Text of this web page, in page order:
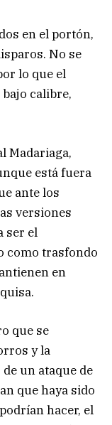
en el portón,
No se
lo que el
calibre,
Madariaga,
está fuera
ante los
versiones
ser el
como trasfondo
en
que se
y la
un ataque de
que haya sido
hacer, el